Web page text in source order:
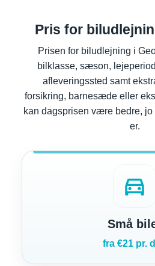
Pris for
Prisen for biludlejning i
bilklasse, sæson,
afleveringssted samt
forsikring, barnesæde eller
kan dagsprisen være bedre,
er.
directions_car
Små
fra €21 pr.